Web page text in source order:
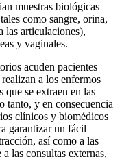
muestras biológicas
como sangre, orina,
las articulaciones),
y vaginales.
acuden pacientes
a los enfermos
que se extraen en las
tanto, y en consecuencia
clínicos y biomédicos
garantizar un fácil
así como a las
las consultas externas,